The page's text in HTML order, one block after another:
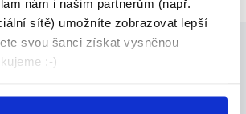
nám i našim partnerům (např.
sítě) umožníte zobrazovat lepší
svou šanci získat vysněnou
:-)